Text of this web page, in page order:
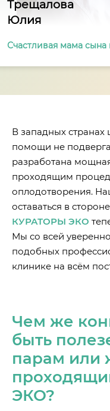
Трещалова
Юлия
Счастливая мама сына
В западных странах
помощи не
разработана
проходящим
оплодотворения.
оставаться в
КУРАТОРЫ ЭКО
Мы со всей
подобных
клинике на всём
Чем же
быть
парам или
ЭКО?